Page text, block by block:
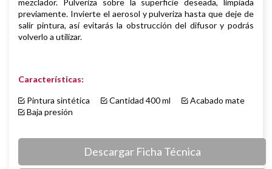
mezclador. Pulveriza sobre la superficie deseada, limpiada
previamente. Invierte el aerosol y pulveriza hasta que deje de
salir pintura, así evitarás la obstrucción del difusor y podrás
volverlo a utilizar.
Características:
Pintura sintética Cantidad 400 ml
Acabado mate
Baja presión
Descargar Ficha Técnica